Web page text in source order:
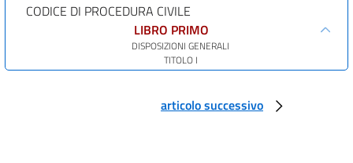
CODICE DI PROCEDURA CIVILE
LIBRO PRIMO
DISPOSIZIONI GENERALI
TITOLO I
DEGLI ORGANI GIUDIZIARI
Del giudice
Sezione I
articolo successivo